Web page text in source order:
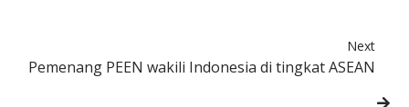
Next
Pemenang PEEN wakili Indonesia di tingkat ASEAN